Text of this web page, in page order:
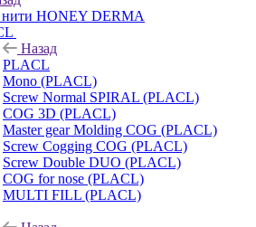
HONEY DERMA
Назад
PLACL
Mono (PLACL)
Screw Normal SPIRAL (PLACL)
COG 3D (PLACL)
Master gear Molding COG (PLACL)
Screw Cogging COG (PLACL)
Screw Double DUO (PLACL)
COG for nose (PLACL)
MULTI FILL (PLACL)